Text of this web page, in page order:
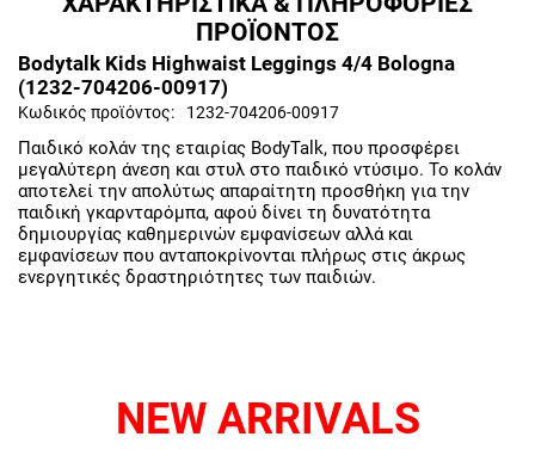
ΠΡΟΪΟΝΤΟΣ
Bodytalk Kids Highwaist Leggings 4/4 Bologna
(1232-704206-00917)
Κωδικός προϊόντος: 1232-704206-00917
Παιδικό κολάν της εταιρίας BodyTalk, που προσφέρει
μεγαλύτερη άνεση και στυλ στο παιδικό ντύσιμο. Το κολάν
αποτελεί την απολύτως απαραίτητη προσθήκη για την
παιδική γκαρνταρόμπα, αφού δίνει τη δυνατότητα
δημιουργίας καθημερινών εμφανίσεων αλλά και
εμφανίσεων που ανταποκρίνονται πλήρως στις άκρως
ενεργητικές δραστηριότητες των παιδιών.
NEW ARRIVALS